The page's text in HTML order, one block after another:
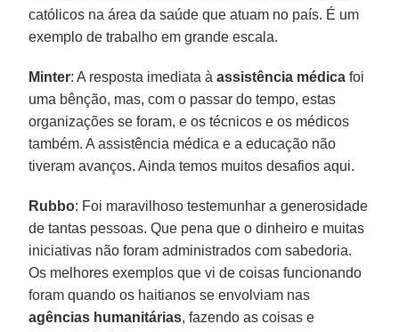
católicos na área da saúde que atuam no país. É um
exemplo de trabalho em grande escala.
Minter: A resposta imediata àassistência médica foi
uma bênção, mas, com o passar do tempo, estas
organizações se foram, e os técnicos e os médicos
também. A assistência médica e a educação não
tiveram avanços. Ainda temos muitos desafios aqui.
Rubbo: Foi maravilhoso testemunhar a generosidade
de tantas pessoas. Que pena que o dinheiro e muitas
iniciativas não foram administrados com sabedoria.
Os melhores exemplos que vi de coisas funcionando
foram quando os haitianos se envolviam nas
agências humanitárias, fazendo as coisas e